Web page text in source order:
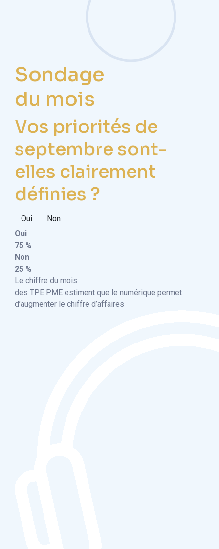
Sondage
du mois
Vos priorités de
septembre sont-
elles clairement
définies ?
Oui
Non
Oui
75 %
Non
25 %
Le chiffre du mois
des TPE PME estiment que le numérique permet
d’augmenter le chiffre d’affaires